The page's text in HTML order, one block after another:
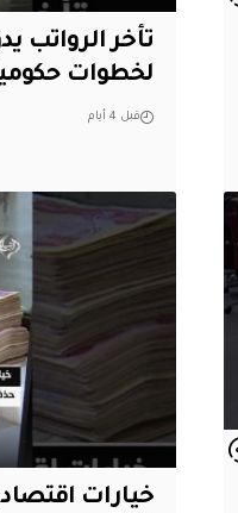
تأخر الرواتب
لخطوات
قبل 4 أيام
خيارات